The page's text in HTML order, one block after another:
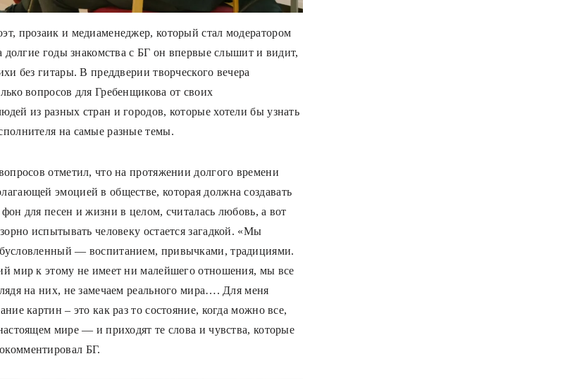
прозаик и медиаменеджер, который стал модератором
долгие годы знакомства с БГ он впервые слышит и видит,
без гитары. В преддверии творческого вечера
вопросов для Гребенщикова от своих
из разных стран и городов, которые хотели бы узнать
на самые разные темы.
отметил, что на протяжении долгого времени
эмоцией в обществе, которая должна создавать
для песен и жизни в целом, считалась любовь, а вот
испытывать человеку остается загадкой. «Мы
— воспитанием, привычками, традициями.
мир к этому не имеет ни малейшего отношения, мы все
на них, не замечаем реального мира…. Для меня
картин – это как раз то состояние, когда можно все,
мире — и приходят те слова и чувства, которые
БГ.